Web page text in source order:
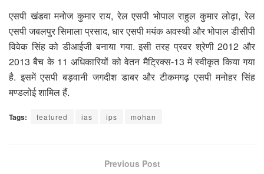
एसपी खंडवा मनोज कुमार राय, रेल एसपी भोपाल राहुल कुमार लोढ़ा, रेल
एसपी जबलपुर सिमाला प्रसाद, धार एसपी मयंक अवस्थी और भोपाल डीसीपी
विवेक सिंह को डीआईजी बनाया गया. इसी तरह प्रवर श्रेणी 2012 और
2013 बैच के 11 अधिकारियों को वेतन मैट्रिक्स-13 में स्वीकृत किया गया
है. इसमें एसपी बड़वानी जगदीश डाबर और टीकमगढ़ एसपी मनोहर सिंह
मण्डलोई शामिल हैं.
Tags: featured ias ips mohan
Previous Post